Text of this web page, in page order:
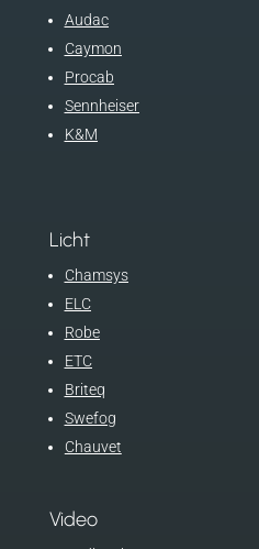
Audac
Caymon
Procab
Sennheiser
K&M
Licht
Chamsys
ELC
Robe
ETC
Briteq
Swefog
Chauvet
Video